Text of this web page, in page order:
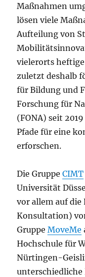
Maßnahmen
lösen viele
Aufteilung von
vielerorts
zuletzt deshalb
für Bildung und
Forschung für
(FONA) seit
Pfade für eine
erforschen.
Die GruppeCIMT
Universität
vor allem auf die
Konsultation)
GruppeMoveMe
Hochschule für
Nürtingen-
unterschiedliche